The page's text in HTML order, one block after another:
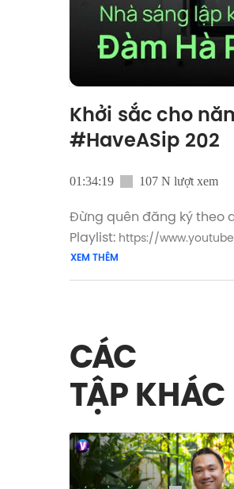
Khởi sắc cho
#HaveASip 202
01:34:19 107 N lượt xem
Đừng quên đăng ký theo
Playlist: https://
Host: Thùy Minh
Nếu quá bận rộn để xem
► Vietcetera Podcast:
► Spotify: https://
► Apple Podcast:
—
Yêu thích tập podcast
XEM THÊM
CÁC
TẬP KHÁC